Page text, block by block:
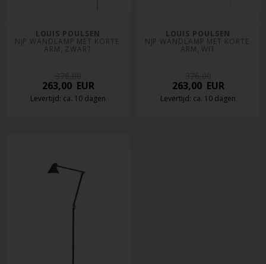
LOUIS POULSEN
NJP WANDLAMP MET KORTE
ARM, ZWART
263,00EUR
Levertijd: ca. 10 dagen
LOUIS POULSEN
NJP WANDLAMP MET KORTE
ARM, WIT
263,00EUR
Levertijd: ca. 10 dagen